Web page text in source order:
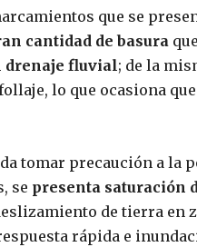
que se
cantidad de basura
drenaje fluvial; de la
lo que ocasiona
tomar precaución a la
se presenta saturación
de tierra en
rápida e